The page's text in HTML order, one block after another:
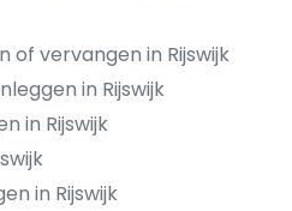
of vervangen in Rijswijk
in Rijswijk
in Rijswijk
in Rijswijk